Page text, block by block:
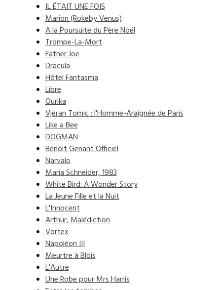
IL ÉTAIT UNE FOIS
Marion (Rokeby Venus)
A la Poursuite du Père Noël
Trompe-La-Mort
Father Joe
Dracula
Hôtel Fantasma
Libre
Ourika
Vjeran Tomic : l'Homme-Araignée de Paris
Like a Bee
DOGMAN
Benoit Genant Officiel
Narvalo
Maria Schneider, 1983
White Bird: A Wonder Story
La Jeune Fille et la Nuit
L'Innocent
Arthur, Malédiction
Vortex
Napoléon III
Meurtre à Blois
L'Autre
Une Robe pour Mrs Harris